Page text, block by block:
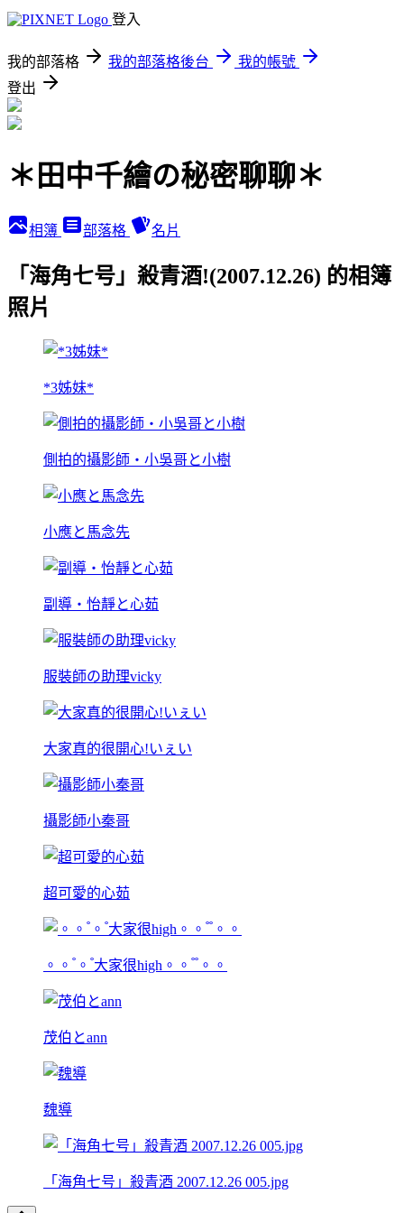
登入
我的部落格 我的部落格後台
我的帳號
登出
＊田中千繪の秘密聊聊＊
相簿 部落格 名片
「海角七号」殺青酒!(2007.12.26) 的相簿
照片
*3姊妹*
側拍的攝影師・小吳哥と小樹
小應と馬念先
副導・怡靜と心茹
服裝師の助理vicky
大家真的很開心!いぇい
攝影師小秦哥
超可愛的心茹
。。 ゚。 ゚大家很high。。 ゚ ゚。。
茂伯とann
魏導
「海角七号」殺青酒 2007.12.26 005.jpg